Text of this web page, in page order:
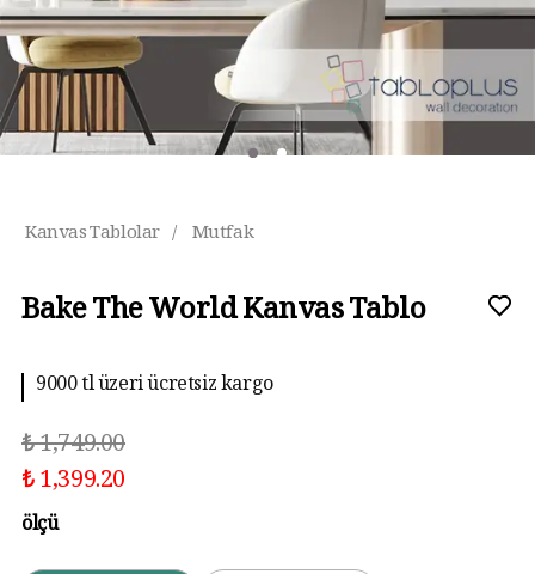
Kanvas Tablolar / Mutfak
Bake The World Kanvas Tablo
9000 tl üzeri ücretsiz kargo
₺ 1,749.00
₺ 1,399.20
ölçü